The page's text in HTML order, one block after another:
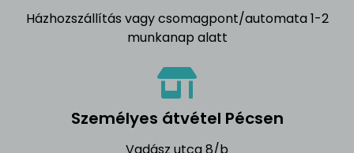
Házhozszállítás vagy csomagpont/automata 1-2
munkanap alatt
Személyes átvétel Pécsen